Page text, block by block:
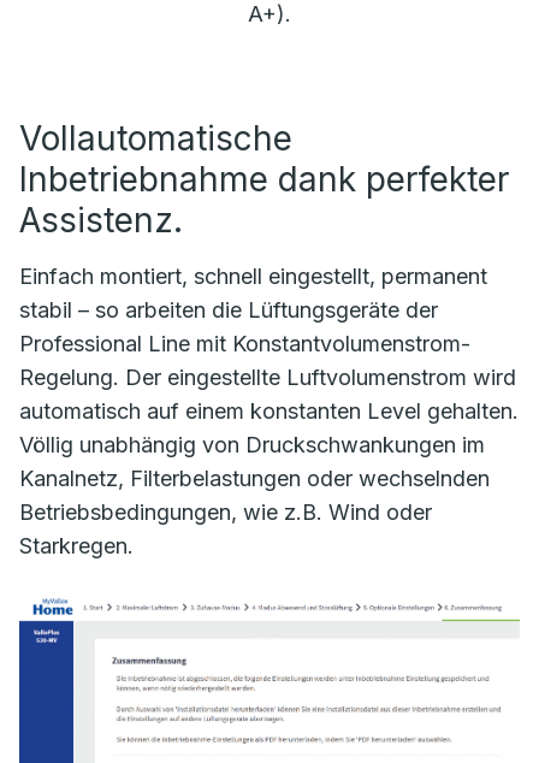
A+).
Vollautomatische
Inbetriebnahme dank perfekter
Assistenz.
Einfach montiert, schnell eingestellt, permanent
stabil – so arbeiten die Lüftungsgeräte der
Professional Line mit Konstantvolumenstrom-
Regelung. Der eingestellte Luftvolumenstrom wird
automatisch auf einem konstanten Level gehalten.
Völlig unabhängig von Druckschwankungen im
Kanalnetz, Filterbelastungen oder wechselnden
Betriebsbedingungen, wie z.B. Wind oder
Starkregen.